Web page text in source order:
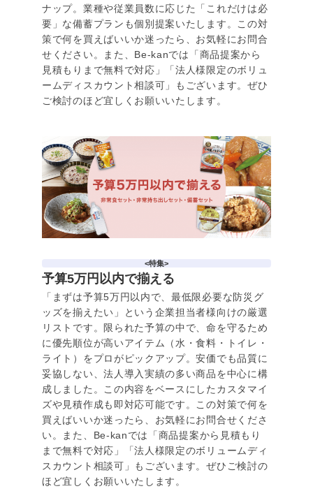
ナップ。業種や従業員数に応じた「これだけは必
要」な備蓄プランも個別提案いたします。この対
策で何を買えばいいか迷ったら、お気軽にお問合
せください。また、Be-kanでは「商品提案から
見積もりまで無料で対応」「法人様限定のボリュ
ームディスカウント相談可」もございます。ぜひ
ご検討のほど宜しくお願いいたします。
<特集>
予算5万円以内で揃える
「まずは予算5万円以内で、最低限必要な防災グ
ッズを揃えたい」という企業担当者様向けの厳選
リストです。限られた予算の中で、命を守るため
に優先順位が高いアイテム（水・食料・トイレ・
ライト）をプロがピックアップ。安価でも品質に
妥協しない、法人導入実績の多い商品を中心に構
成しました。この内容をベースにしたカスタマイ
ズや見積作成も即対応可能です。この対策で何を
買えばいいか迷ったら、お気軽にお問合せくださ
い。また、Be-kanでは「商品提案から見積もり
まで無料で対応」「法人様限定のボリュームディ
スカウント相談可」もございます。ぜひご検討の
ほど宜しくお願いいたします。